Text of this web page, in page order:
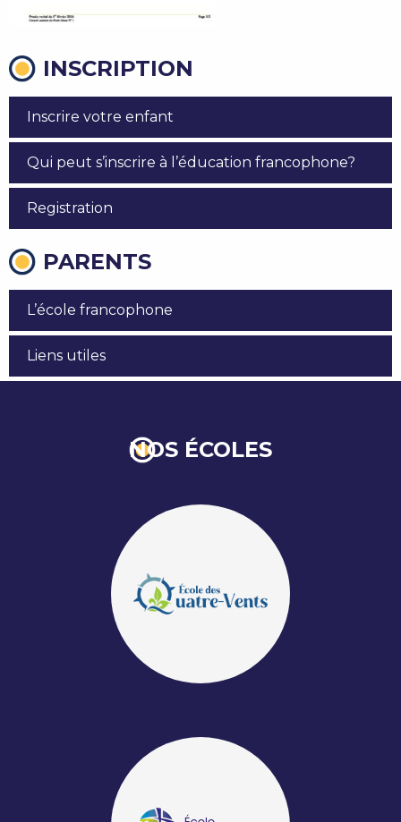
INSCRIPTION
Inscrire votre enfant
Qui peut s’inscrire à l’éducation francophone?
Registration
PARENTS
L’école francophone
Liens utiles
NOS ÉCOLES